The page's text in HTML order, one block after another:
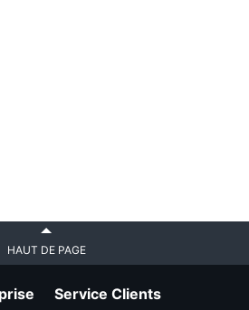
HAUT DE PAGE
Service Clients